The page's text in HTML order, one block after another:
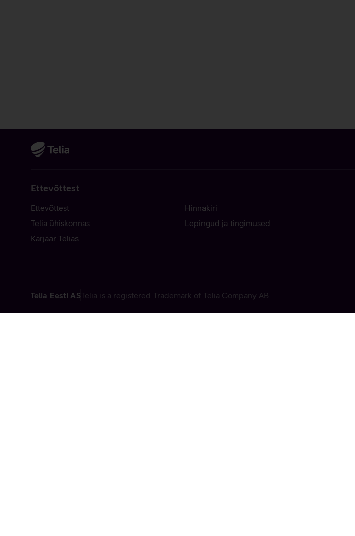
Ettevõttest
Ettevõttest
Telia ühiskonnas
Karjäär Telias
Hinnakiri
Lepingud ja tingimused
Telia Eesti ASTelia is a registered Trademark of Telia Company AB